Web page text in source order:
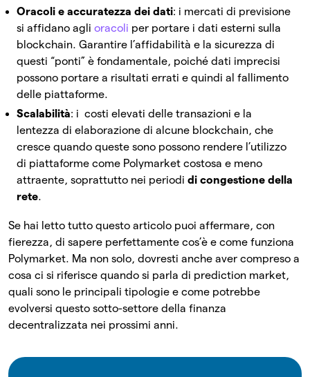
Oracoli e accuratezza dei dati: i mercati di previsione
si affidano agli oracoli per portare i dati esterni sulla
blockchain. Garantire l’affidabilità e la sicurezza di
questi “ponti” è fondamentale, poiché dati imprecisi
possono portare a risultati errati e quindi al fallimento
delle piattaforme.
Scalabilità: i costi elevati delle transazioni e la
lentezza di elaborazione di alcune blockchain, che
cresce quando queste sono possono rendere l’utilizzo
di piattaforme come Polymarket costosa e meno
attraente, soprattutto nei periodi di congestione della
rete.
Se hai letto tutto questo articolo puoi affermare, con
fierezza, di sapere perfettamente cos’è e come funziona
Polymarket. Ma non solo, dovresti anche aver compreso a
cosa ci si riferisce quando si parla di prediction market,
quali sono le principali tipologie e come potrebbe
evolversi questo sotto-settore della finanza
decentralizzata nei prossimi anni.